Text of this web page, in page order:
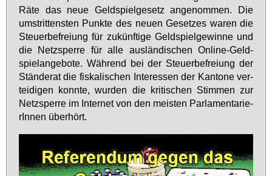
Rä­te das neue Geld­spiel­ge­setz an­ge­nom­men. Die
um­strit­tens­ten Punk­te des neu­en Ge­set­zes wa­ren die
Steu­er­be­frei­ung für zu­künf­ti­ge Geld­spiel­ge­win­ne und
die Netz­sper­re für al­le aus­län­di­schen On­line-Geld­
spiel­an­ge­bo­te. Wäh­rend bei der Steu­er­be­frei­ung der
Stän­de­rat die fis­ka­li­schen In­ter­es­sen der Kan­to­ne ver­
tei­di­gen konn­te, wur­den die kri­ti­schen Stim­men zur
Netz­sper­re im In­ter­net von den meis­ten Par­la­men­ta­rie­
rIn­nen über­hört.